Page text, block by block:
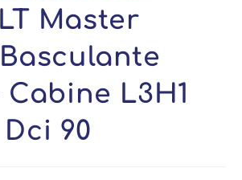
Master
L3H1
90